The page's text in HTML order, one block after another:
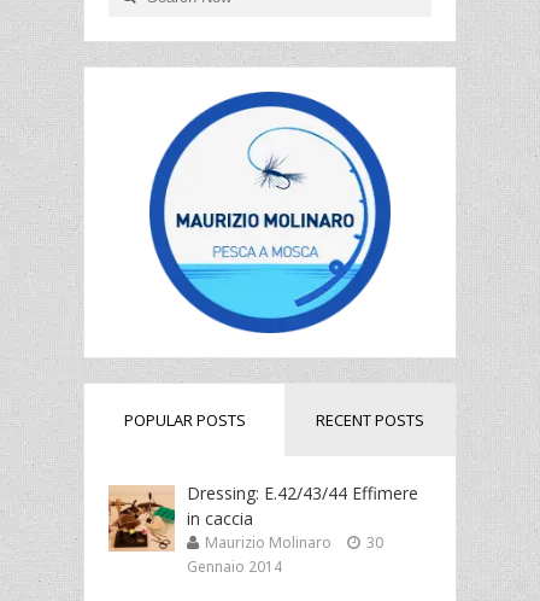
POPULAR POSTS RECENT POSTS
Dressing: E.42/43/44 Effimere
in caccia
Maurizio Molinaro
30
Gennaio 2014